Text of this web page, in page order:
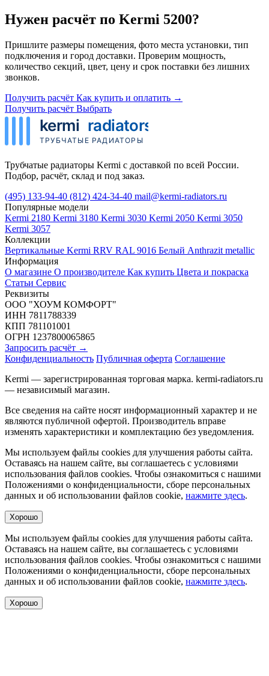
Нужен расчёт по Kermi 5200?
Пришлите размеры помещения, фото места установки, тип
подключения и город доставки. Проверим мощность,
количество секций, цвет, цену и срок поставки без лишних
звонков.
Получить расчёт Как купить и оплатить →
Получить расчёт Выбрать
Трубчатые радиаторы Kermi с доставкой по всей России.
Подбор, расчёт, склад и под заказ.
(495) 133-94-40 (812) 424-34-40 mail@kermi-radiators.ru
Популярные модели
Kermi 2180 Kermi 3180 Kermi 3030 Kermi 2050 Kermi 3050
Kermi 3057
Коллекции
Вертикальные Kermi RRV RAL 9016 Белый Anthrazit metallic
Информация
О магазине О производителе Как купить Цвета и покраска
Статьи Сервис
Реквизиты
ООО "ХОУМ КОМФОРТ"
ИНН 7811788339
КПП 781101001
ОГРН 1237800065865
Запросить расчёт →
Конфиденциальность Публичная оферта Соглашение
Kermi — зарегистрированная торговая марка. kermi-radiators.ru
— независимый магазин.
Все сведения на сайте носят информационный характер и не
являются публичной офертой. Производитель вправе
изменять характеристики и комплектацию без уведомления.
Мы используем файлы cookies для улучшения работы сайта.
Оставаясь на нашем сайте, вы соглашаетесь с условиями
использования файлов cookies. Чтобы ознакомиться с нашими
Положениями о конфиденциальности, сборе персональных
данных и об использовании файлов cookie, нажмите здесь.
Хорошо
Мы используем файлы cookies для улучшения работы сайта.
Оставаясь на нашем сайте, вы соглашаетесь с условиями
использования файлов cookies. Чтобы ознакомиться с нашими
Положениями о конфиденциальности, сборе персональных
данных и об использовании файлов cookie, нажмите здесь.
Хорошо